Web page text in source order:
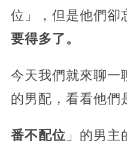
位」，但是他們卻
要得多了。
今天我們就來聊一
的男配，看看他們
番不配位 」的男主